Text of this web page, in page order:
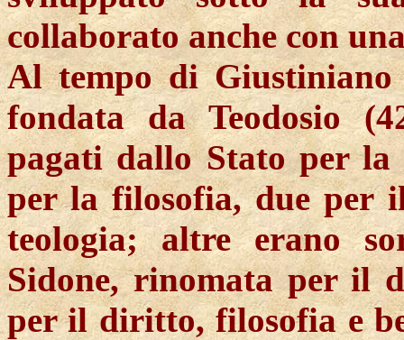
collaborato anche con
Al tempo di Giustiniano
fondata da Teodosio
pagati dallo Stato per
per la filosofia, due per
teologia; altre erano
Sidone, rinomata per il
per il diritto, filosofia e